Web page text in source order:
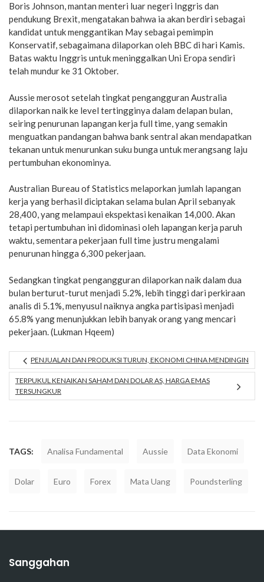
Boris Johnson, mantan menteri luar negeri Inggris dan
pendukung Brexit, mengatakan bahwa ia akan berdiri sebagai
kandidat untuk menggantikan May sebagai pemimpin
Konservatif, sebagaimana dilaporkan oleh BBC di hari Kamis.
Batas waktu Inggris untuk meninggalkan Uni Eropa sendiri
telah mundur ke 31 Oktober.
Aussie merosot setelah tingkat pengangguran Australia
dilaporkan naik ke level tertingginya dalam delapan bulan,
seiring penurunan lapangan kerja full time, yang semakin
menguatkan pandangan bahwa bank sentral akan mendapatkan
tekanan untuk menurunkan suku bunga untuk merangsang laju
pertumbuhan ekonominya.
Australian Bureau of Statistics melaporkan jumlah lapangan
kerja yang berhasil diciptakan selama bulan April sebanyak
28,400, yang melampaui ekspektasi kenaikan 14,000. Akan
tetapi pertumbuhan ini didominasi oleh lapangan kerja paruh
waktu, sementara pekerjaan full time justru mengalami
penurunan hingga 6,300 pekerjaan.
Sedangkan tingkat pengangguran dilaporkan naik dalam dua
bulan berturut-turut menjadi 5.2%, lebih tinggi dari perkiraan
analis di 5.1%, menyusul naiknya angka partisipasi menjadi
65.8% yang menunjukkan lebih banyak orang yang mencari
pekerjaan. (Lukman Hqeem)
PENJUALAN DAN PRODUKSI TURUN, EKONOMI CHINA MENDINGIN
TERPUKUL KENAIKAN SAHAM DAN DOLAR AS, HARGA EMAS
TERSUNGKUR
TAGS: Analisa Fundamental Aussie Data Ekonomi
Dolar Euro Forex Mata Uang Poundsterling
Sanggahan